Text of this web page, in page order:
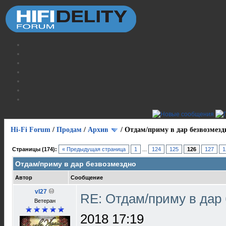
Hi-Fi Forum / Продам / Архив / Отдам/приму в дар
Страницы (174): « Предыдущая страница 1 124 125 126 127
Отдам/приму в дар безвозмездно
Автор Сообщение
vl27
Ветеран
RE: Отдам/приму в дар
2018 17:19